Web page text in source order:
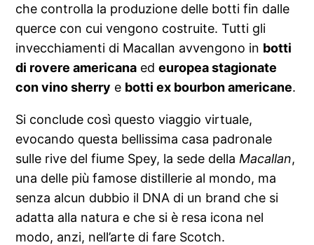
che controlla la produzione delle botti fin dalle
querce con cui vengono costruite. Tutti gli
invecchiamenti di Macallan avvengono in botti
di rovere americana edeuropea stagionate
con vino sherry e botti ex bourbon americane.
Si conclude così questo viaggio virtuale,
evocando questa bellissima casa padronale
sulle rive del fiume Spey, la sede della Macallan,
una delle più famose distillerie al mondo, ma
senza alcun dubbio il DNA di un brand che si
adatta alla natura e che si è resa icona nel
modo, anzi, nell’arte di fare Scotch.